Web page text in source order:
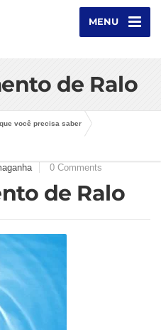
MENU
de Ralo
você precisa saber
0 Comments
de Ralo